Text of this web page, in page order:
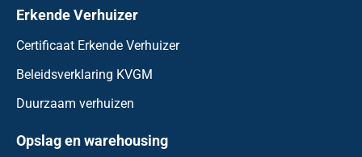
Erkende Verhuizer
Certificaat Erkende Verhuizer
Beleidsverklaring KVGM
Duurzaam verhuizen
Opslag en warehousing